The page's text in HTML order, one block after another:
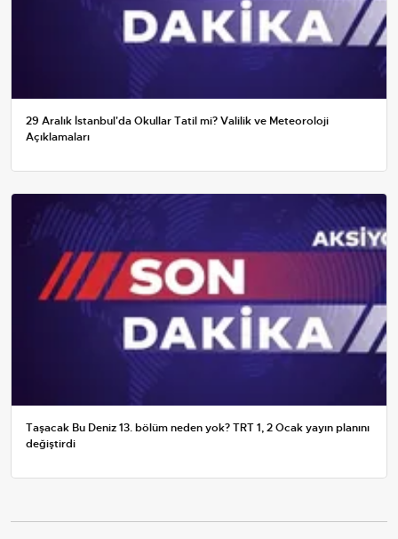
29 Aralık İstanbul'da Okullar Tatil mi? Valilik ve Meteoroloji
Açıklamaları
Taşacak Bu Deniz 13. bölüm neden yok? TRT 1, 2 Ocak yayın planını
değiştirdi